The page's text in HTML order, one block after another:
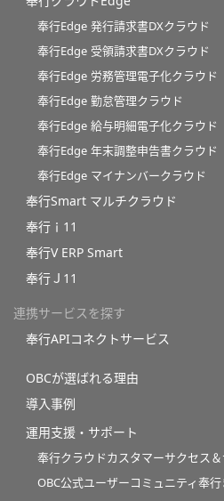
奉行Edge 発行請求書DXクラウド
奉行Edge 受領請求書DXクラウド
奉行Edge 労務管理電子化クラウド
奉行Edge 勤怠管理クラウド
奉行Edge 給与明細電子化クラウド
奉行Edge 年末調整申告書クラウド
奉行Edge マイナンバークラウド
奉行Smart マルチクラウド
奉行ｉ11
奉行V ERP Smart
奉行Ｊ11
連携サービスを探す
奉行APIコネクトサービス
OBCが選ばれる理由
導入事例
運用支援・サポート
奉行クラウドカスタマーサクセス＆
OBC公式ユーザーコミュニティ奉